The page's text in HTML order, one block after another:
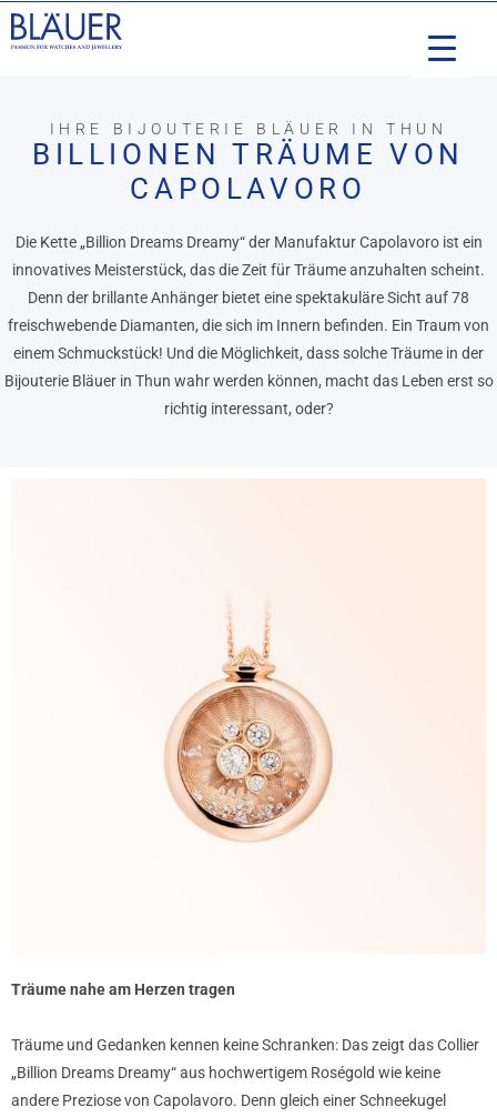
IHRE BIJOUTERIE BLÄUER IN THUN
BILLIONEN TRÄUME VON
CAPOLAVORO
Die Kette „Billion Dreams Dreamy“ der Manufaktur Capolavoro ist ein
innovatives Meisterstück, das die Zeit für Träume anzuhalten scheint.
Denn der brillante Anhänger bietet eine spektakuläre Sicht auf 78
freischwebende Diamanten, die sich im Innern befinden. Ein Traum von
einem Schmuckstück! Und die Möglichkeit, dass solche Träume in der
Bijouterie Bläuer in Thun wahr werden können, macht das Leben erst so
richtig interessant, oder?
Träume nahe am Herzen tragen
Träume und Gedanken kennen keine Schranken: Das zeigt das Collier
„Billion Dreams Dreamy“ aus hochwertigem Roségold wie keine
andere Preziose von Capolavoro. Denn gleich einer Schneekugel